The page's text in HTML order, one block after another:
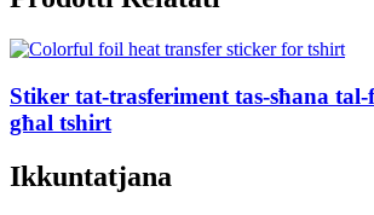
Stiker tat-trasferiment tas-sħana
għal tshirt
Ikkuntatjana